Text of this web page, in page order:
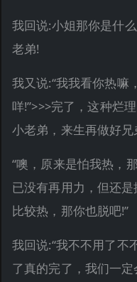
我回说:小姐那你是什
老弟!
我又说:“我我看你热嘛
咩!”>>>完了，这种烂
小老弟，来生再做好兄
“噢，原来是怕我热，
已没有再用力，但还
比较热，那你也脱吧!”
我回说:“我不不用了不
了真的完了，我们一